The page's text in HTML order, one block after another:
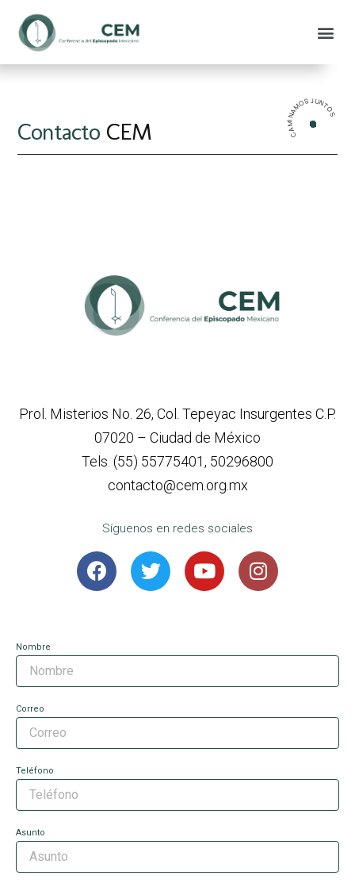
Contacto CEM CAMINAMOS JUNTOS
Prol. Misterios No. 26, Col. Tepeyac Insurgentes C.P.
07020 – Ciudad de México
Tels. (55) 55775401, 50296800
contacto@cem.org.mx
Síguenos en redes sociales
Nombre
Correo
Teléfono
Asunto